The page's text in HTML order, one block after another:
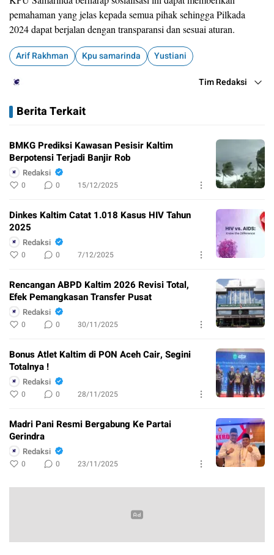
pemahaman yang jelas kepada semua pihak sehingga Pilkada
2024 dapat berjalan dengan transparansi dan sesuai aturan.
Arif Rakhman Kpu samarinda Yustiani
Tim Redaksi
Berita Terkait
BMKG Prediksi Kawasan Pesisir Kaltim
Berpotensi Terjadi Banjir Rob
Redaksi
0 0 15/12/2025
Dinkes Kaltim Catat 1.018 Kasus HIV Tahun
2025
Redaksi
0 0 7/12/2025
Rencangan ABPD Kaltim 2026 Revisi Total,
Efek Pemangkasan Transfer Pusat
Redaksi
0 0 30/11/2025
Bonus Atlet Kaltim di PON Aceh Cair, Segini
Totalnya !
Redaksi
0 0 28/11/2025
Madri Pani Resmi Bergabung Ke Partai
Gerindra
Redaksi
0 0 23/11/2025